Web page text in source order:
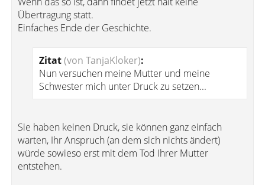
Übertragung statt.
Einfaches Ende der Geschichte.
Zitat(von TanjaKloker):
Nun versuchen meine Mutter und meine
Schwester mich unter Druck zu setzen...
Sie haben keinen Druck, sie können ganz einfach
warten, Ihr Anspruch (an dem sich nichts ändert)
würde sowieso erst mit dem Tod Ihrer Mutter
entstehen.